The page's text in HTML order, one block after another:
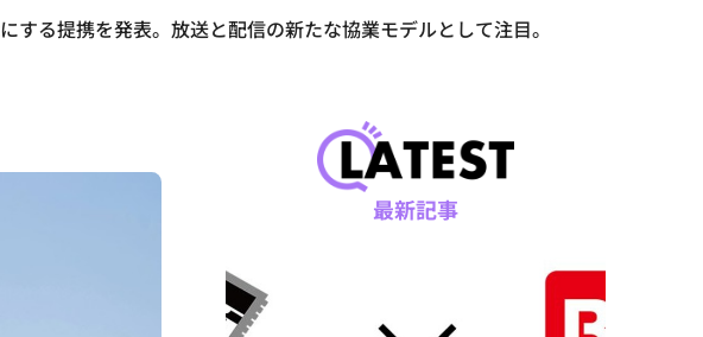
る提携を発表。放送と配信の新たな協業モデルとして注目。
最新記事